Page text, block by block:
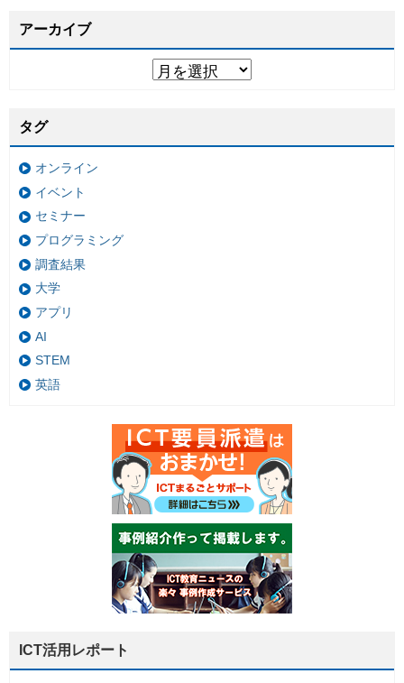
アーカイブ
タグ
オンライン
イベント
セミナー
プログラミング
調査結果
大学
アプリ
AI
STEM
英語
ICT活用レポート